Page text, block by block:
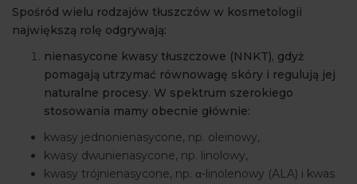
Spośród wielu rodzajów tłuszczów w kosmetologii
największą rolę odgrywają:
nienasycone kwasy tłuszczowe (NNKT), gdyż
pomagają utrzymać równowagę skóry i regulują jej
naturalne procesy. W spektrum szerokiego
stosowania mamy obecnie głównie:
kwasy jednonienasycone, np. oleinowy,
kwasy dwunienasycone, np. linolowy,
kwasy trójnienasycone, np. α-linolenowy (ALA) i kwas